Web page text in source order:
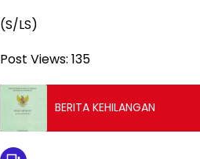
(S/LS)
Post Views: 135
BERITA KEHILANGAN